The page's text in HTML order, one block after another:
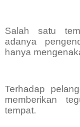
Salah satu
adanya
hanya
Terhadap
memberikan
tempat.